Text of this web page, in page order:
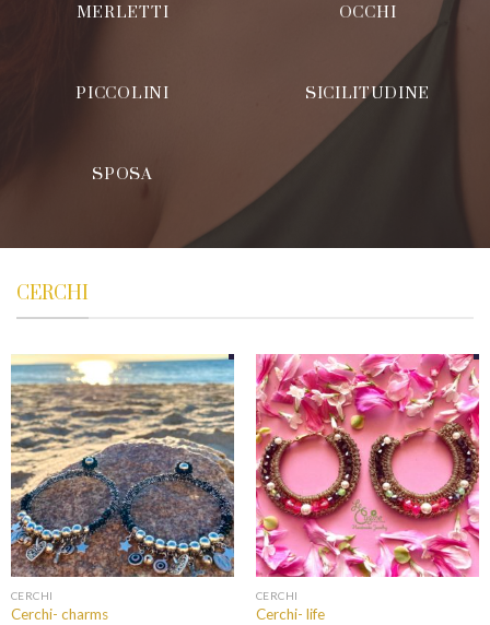
MERLETTI OCCHI
PICCOLINI SICILITUDINE
SPOSA
CERCHI
CERCHI
Cerchi- charms
CERCHI
Cerchi- life